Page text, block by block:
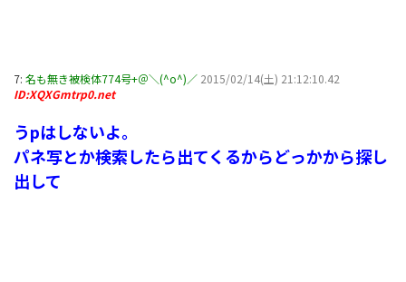
7: 名も無き被検体774号+＠＼(^o^)／ 2015/02/14(土) 21:12:10.42
ID:XQXGmtrp0.net
うpはしないよ。
パネ写とか検索したら出てくるからどっかから探し
出して